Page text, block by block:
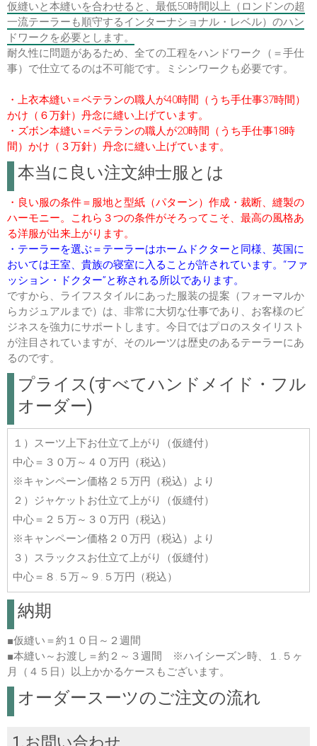
仮縫いと本縫いを合わせると、最低50時間以上（ロンドンの超
一流テーラーも順守するインターナショナル・レベル）のハン
ドワークを必要とします。
耐久性に問題があるため、全ての工程をハンドワーク（＝手仕
事）で仕立てるのは不可能です。ミシンワークも必要です。
・上衣本縫い＝ベテランの職人が40時間（うち手仕事37時間）
かけ（６万針）丹念に縫い上げています。
・ズボン本縫い＝ベテランの職人が20時間（うち手仕事18時
間）かけ（３万針）丹念に縫い上げています。
本当に良い注文紳士服とは
・良い服の条件＝服地と型紙（パターン）作成・裁断、縫製の
ハーモニー。これら３つの条件がそろってこそ、最高の風格あ
る洋服が出来上がります。
・テーラーを選ぶ＝テーラーはホームドクターと同様、英国に
おいては王室、貴族の寝室に入ることが許されています。“ファ
ッション・ドクター”と称される所以であります。
ですから、ライフスタイルにあった服装の提案（フォーマルか
らカジュアルまで）は、非常に大切な仕事であり、お客様のビ
ジネスを強力にサポートします。今日ではプロのスタイリスト
が注目されていますが、そのルーツは歴史のあるテーラーにあ
るのです。
プライス(すべてハンドメイド・フル
オーダー)
１）スーツ上下お仕立て上がり（仮縫付）
中心＝３０万～４０万円（税込）
※キャンペーン価格２５万円（税込）より
２）ジャケットお仕立て上がり（仮縫付）
中心＝２５万～３０万円（税込）
※キャンペーン価格２０万円（税込）より
３）スラックスお仕立て上がり（仮縫付）
中心＝８.５万～９.５万円（税込）
納期
■仮縫い＝約１０日～２週間
■本縫い～お渡し＝約２～３週間 ※ハイシーズン時、１.５ヶ
月（４５日）以上かかるケースもございます。
オーダースーツのご注文の流れ
1.お問い合わせ